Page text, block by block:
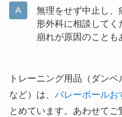
無理をせず中止し、
形外科に相談して
崩れが原因のことも
トレーニング用品（ダン
など）は、 バレーボールお
とめています。あわせてご